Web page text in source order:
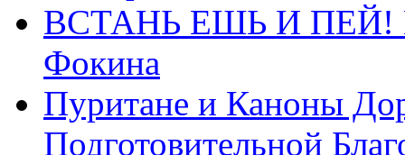
ВСТАНЬ ЕШЬ И ПЕЙ!
Фокина
Пуритане и Каноны
Подготовительной